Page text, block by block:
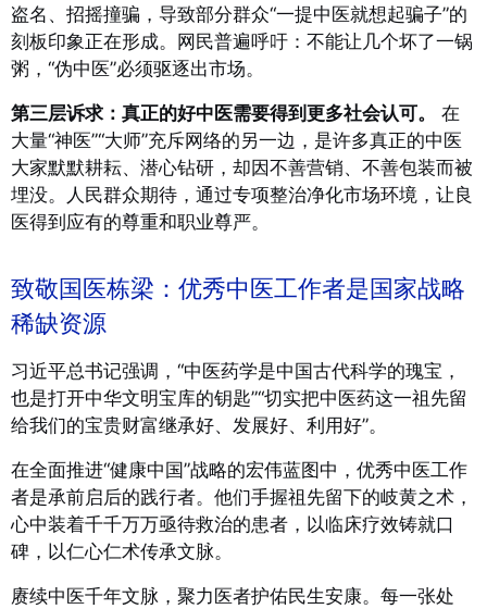
盗名、招摇撞骗，导致部分群众“一提中医就想起骗子”的
刻板印象正在形成。网民普遍呼吁：不能让几个坏了一锅
粥，“伪中医”必须驱逐出市场。
第三层诉求：真正的好中医需要得到更多社会认可。
在
大量“神医”“大师”充斥网络的另一边，是许多真正的中医
大家默默耕耘、潜心钻研，却因不善营销、不善包装而被
埋没。人民群众期待，通过专项整治净化市场环境，让良
医得到应有的尊重和职业尊严。
致敬国医栋梁：优秀中医工作者是国家战略
稀缺资源
习近平总书记强调，“中医药学是中国古代科学的瑰宝，
也是打开中华文明宝库的钥匙”“切实把中医药这一祖先留
给我们的宝贵财富继承好、发展好、利用好”。
在全面推进“健康中国”战略的宏伟蓝图中，优秀中医工作
者是承前启后的践行者。他们手握祖先留下的岐黄之术，
心中装着千千万万亟待救治的患者，以临床疗效铸就口
碑，以仁心仁术传承文脉。
赓续中医千年文脉，聚力医者护佑民生安康。每一张处